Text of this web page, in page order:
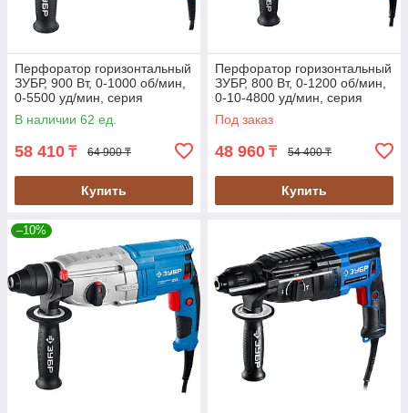
Перфоратор горизонтальный
ЗУБР, 900 Вт, 0-1000 об/мин,
0-5500 уд/мин, серия
"Профессионал" (ЗП-30-900
К)
В наличии 62 ед.
58 410 ₸ 64 900 ₸
Купить
Перфоратор горизонтальный
ЗУБР, 800 Вт, 0-1200 об/мин,
0-10-4800 уд/мин, серия
"Профессионал" (ЗП-28-800
КМ)
Под заказ
48 960 ₸ 54 400 ₸
Купить
–10%